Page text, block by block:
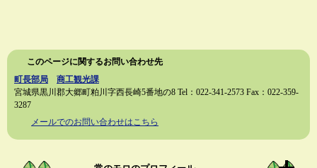
このページに関するお問い合わせ先
町長部局
商工観光課
宮城県黒川郡大郷町粕川字西長崎5番地の8 Tel：022-341-2573 Fax：022-359-
3287
メールでのお問い合わせはこちら